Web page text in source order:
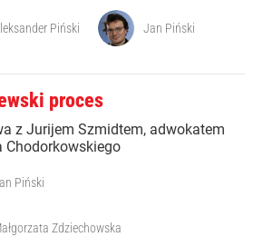
Piński Jan Piński
proces
z Jurijem Szmidtem, adwokatem
Chodorkowskiego
Piński
Zdziechowska